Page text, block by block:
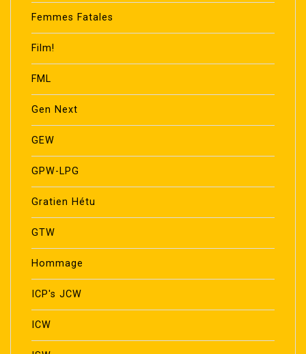
Femmes Fatales
Film!
FML
Gen Next
GEW
GPW-LPG
Gratien Hétu
GTW
Hommage
ICP's JCW
ICW